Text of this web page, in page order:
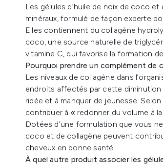
Les gélules d’huile de noix de coco
minéraux, formulé de façon experte
Elles contiennent du collagène
coco, une source naturelle de
vitamine C, qui favorise la formation
Pourquoi prendre un complément de
Les niveaux de collagène dans
endroits affectés par cette
ridée et à manquer de jeunesse.
contribuer à « redonner du volume à
Dotées d’une formulation que vous
coco et de collagène peuvent
cheveux en bonne santé.
À quel autre produit associer les